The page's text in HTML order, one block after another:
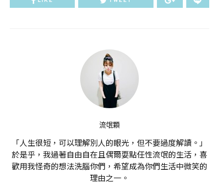
流氓顆
「人生很短，可以理解別人的眼光，但不要過度解讀。」
於是乎，我過著自由自在且偶爾耍點任性流氓的生活，喜
歡用我怪奇的想法洗腦你們，希望成為你們生活中微笑的
理由之一。